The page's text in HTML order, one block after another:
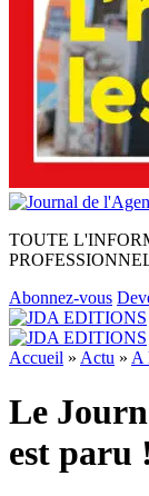
TOUTE
Abonnez-vous
Accueil » Actu » A
Le
est paru !